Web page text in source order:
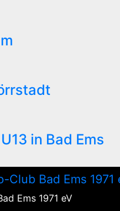
in Bad Ems
Ems 1971 eV